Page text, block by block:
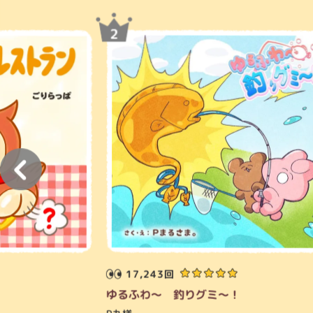
17,243回
ゆるふわ～ 釣りグミ～！